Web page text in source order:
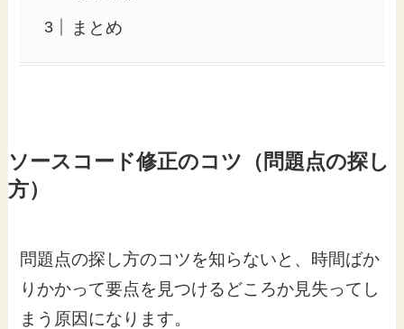
まとめ
ソースコード修正のコツ（問題点の探し
方）
問題点の探し方のコツを知らないと、時間ばか
りかかって要点を見つけるどころか見失ってし
まう原因になります。